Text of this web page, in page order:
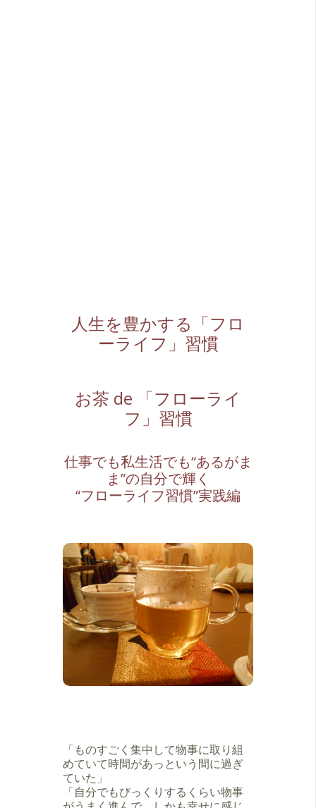
人生を豊かする「フロ
ーライフ」習慣
お茶 de 「フローライ
フ」習慣
仕事でも私生活でも“あるがま
ま”の自分で輝く
“フローライフ習慣”実践編
「ものすごく集中して物事に取り組
めていて時間があっという間に過ぎ
ていた」
「自分でもびっくりするくらい物事